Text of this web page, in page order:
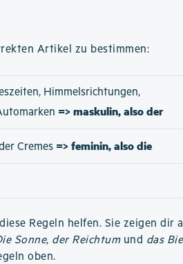
Artikel zu bestimmen:
Himmelsrichtungen,
=> maskulin, also der
Cremes => feminin, also die
Regeln helfen. Sie zeigen dir
Sonne, der Reichtumund das
oben.